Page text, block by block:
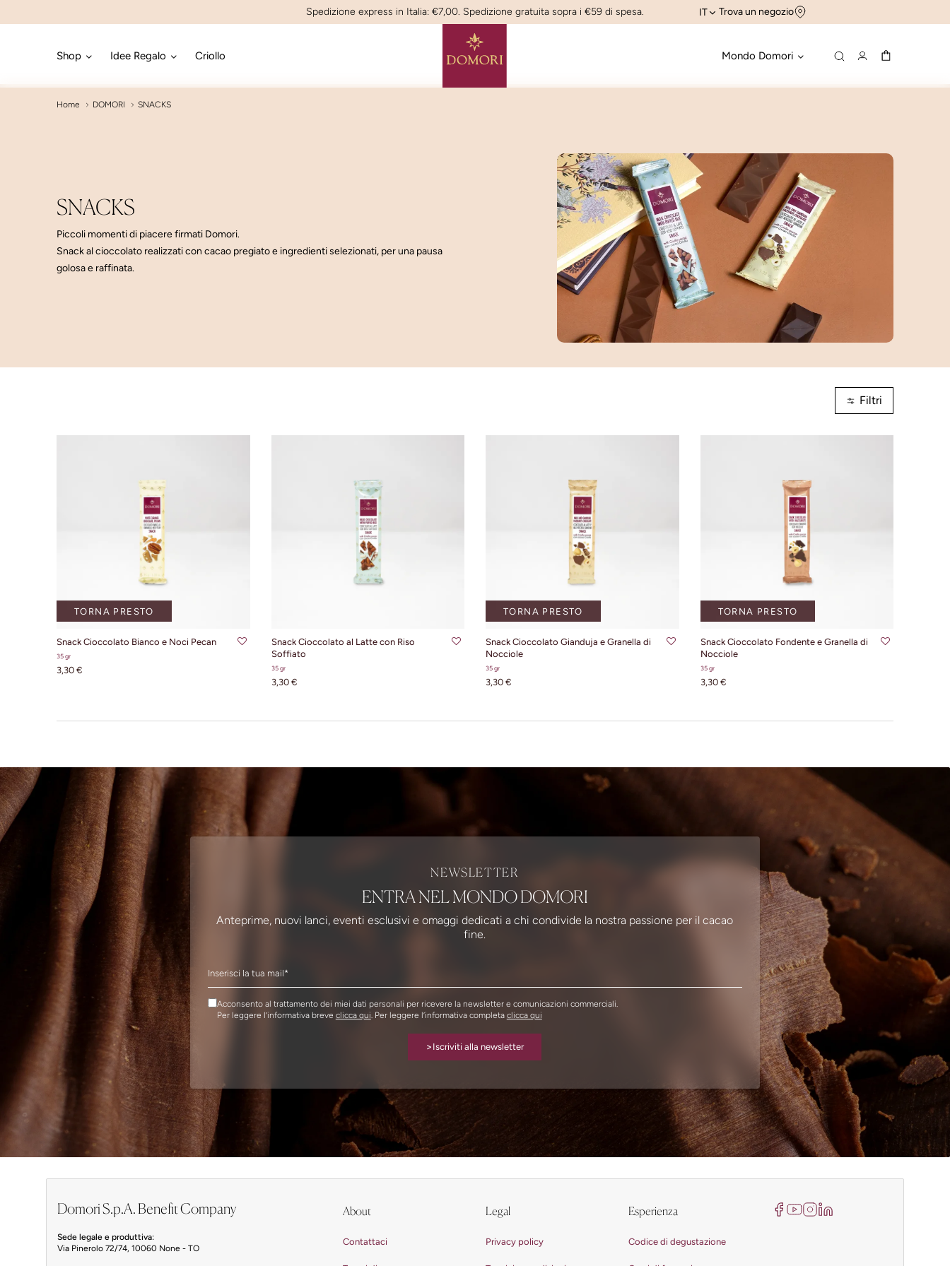
Spedizione express in Italia: €7,00. Spedizione gratuita sopra i €59 di spesa. IT Trova un negozio
Shop Idee Regalo Criollo Mondo Domori
Home DOMORI SNACKS
SNACKS
Piccoli momenti di piacere firmati Domori.
Snack al cioccolato realizzati con cacao pregiato e ingredienti selezionati, per una pausa
golosa e raffinata.
Filtri
TORNA PRESTO
Snack Cioccolato Bianco e Noci Pecan
35 gr
3,30 €
Snack Cioccolato al Latte con Riso
Soffiato
35 gr
3,30 €
TORNA PRESTO
Snack Cioccolato Gianduja e Granella di
Nocciole
35 gr
3,30 €
TORNA PRESTO
Snack Cioccolato Fondente e Granella di
Nocciole
35 gr
3,30 €
NEWSLETTER
ENTRA NEL MONDO DOMORI
Anteprime, nuovi lanci, eventi esclusivi e omaggi dedicati a chi condivide la nostra passione per il cacao
fine.
Acconsento al trattamento dei miei dati personali per ricevere la newsletter e comunicazioni commerciali.
Per leggere l’informativa breve clicca qui . Per leggere l’informativa completa clicca qui
> Iscriviti alla newsletter
Domori S.p.A. Benefit Company
Sede legale e produttiva:
Via Pinerolo 72/74, 10060 None - TO
About
Contattaci
Legal
Privacy policy
Esperienza
Codice di degustazione